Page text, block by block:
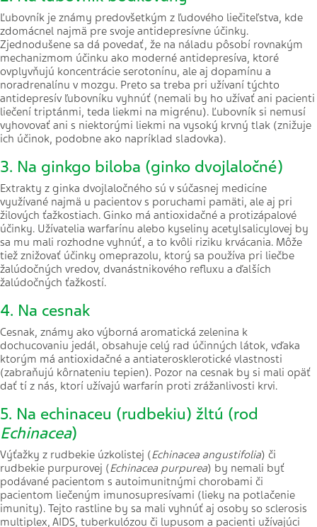
Ľubovník je známy predovšetkým z ľudového liečiteľstva, kde
zdomácnel najmä pre svoje antidepresívne účinky.
Zjednodušene sa dá povedať, že na náladu pôsobí rovnakým
mechanizmom účinku ako moderné antidepresíva, ktoré
ovplyvňujú koncentrácie serotonínu, ale aj dopamínu a
noradrenalínu v mozgu. Preto sa treba pri užívaní týchto
antidepresív ľubovníku vyhnúť (nemali by ho užívať ani pacienti
liečení triptánmi, teda liekmi na migrénu). Ľubovník si nemusí
vyhovovať ani s niektorými liekmi na vysoký krvný tlak (znižuje
ich účinok, podobne ako napríklad sladovka).
3. Na ginkgo biloba (ginko dvojlaločné)
Extrakty z ginka dvojlaločného sú v súčasnej medicíne
využívané najmä u pacientov s poruchami pamäti, ale aj pri
žilových ťažkostiach. Ginko má antioxidačné a protizápalové
účinky. Užívatelia warfarínu alebo kyseliny acetylsalicylovej by
sa mu mali rozhodne vyhnúť, a to kvôli riziku krvácania. Môže
tiež znižovať účinky omeprazolu, ktorý sa používa pri liečbe
žalúdočných vredov, dvanástnikového refluxu a ďalších
žalúdočných ťažkostí.
4. Na cesnak
Cesnak, známy ako výborná aromatická zelenina k
dochucovaniu jedál, obsahuje celý rad účinných látok, vďaka
ktorým má antioxidačné a antiaterosklerotické vlastnosti
(zabraňujú kôrnateniu tepien). Pozor na cesnak by si mali opäť
dať tí z nás, ktorí užívajú warfarín proti zrážanlivosti krvi.
5. Na echinaceu (rudbekiu) žltú (rod
Echinacea)
Výťažky z rudbekie úzkolistej (Echinacea angustifolia) či
rudbekie purpurovej (Echinacea purpurea) by nemali byť
podávané pacientom s autoimunitnými chorobami či
pacientom liečeným imunosupresívami (lieky na potlačenie
imunity). Tejto rastline by sa mali vyhnúť aj osoby so sclerosis
multiplex, AIDS, tuberkulózou či lupusom a pacienti užívajúci